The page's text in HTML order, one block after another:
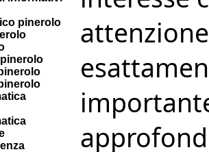
pinerolo